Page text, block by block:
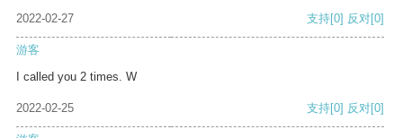
2022-02-27 支持[0] 反对[0]
游客
I called you 2 times. W
2022-02-25 支持[0] 反对[0]